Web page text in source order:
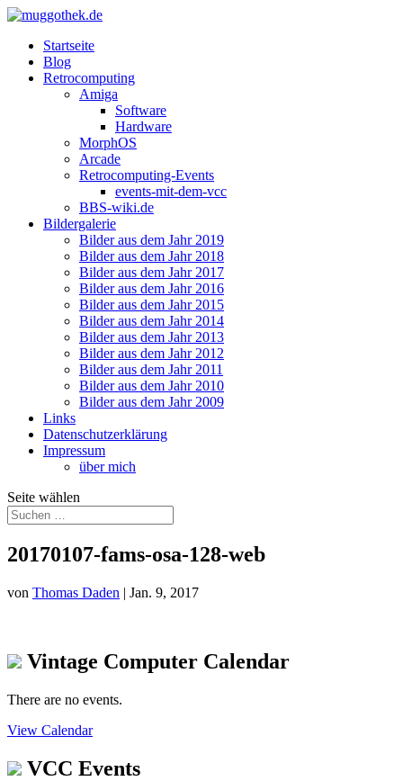
Startseite
Blog
Retrocomputing
Amiga
Software
Hardware
MorphOS
Arcade
Retrocomputing-Events
events-mit-dem-vcc
BBS-wiki.de
Bildergalerie
Bilder aus dem Jahr 2019
Bilder aus dem Jahr 2018
Bilder aus dem Jahr 2017
Bilder aus dem Jahr 2016
Bilder aus dem Jahr 2015
Bilder aus dem Jahr 2014
Bilder aus dem Jahr 2013
Bilder aus dem Jahr 2012
Bilder aus dem Jahr 2011
Bilder aus dem Jahr 2010
Bilder aus dem Jahr 2009
Links
Datenschutzerklärung
Impressum
über mich
Seite wählen
20170107-fams-osa-128-web
von Thomas Daden | Jan. 9, 2017
Vintage Computer Calendar
There are no events.
View Calendar
VCC Events